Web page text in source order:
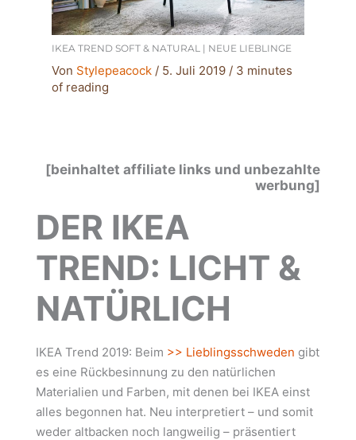
IKEA TREND SOFT & NATURAL | NEUE LIEBLINGE
Von Stylepeacock / 5. Juli 2019 / 3 minutes
of reading
[beinhaltet affiliate links und unbezahlte
werbung]
DER IKEA
TREND: LICHT &
NATÜRLICH
IKEA Trend 2019: Beim >> Lieblingsschweden gibt
es eine Rückbesinnung zu den natürlichen
Materialien und Farben, mit denen bei IKEA einst
alles begonnen hat. Neu interpretiert – und somit
weder altbacken noch langweilig – präsentiert